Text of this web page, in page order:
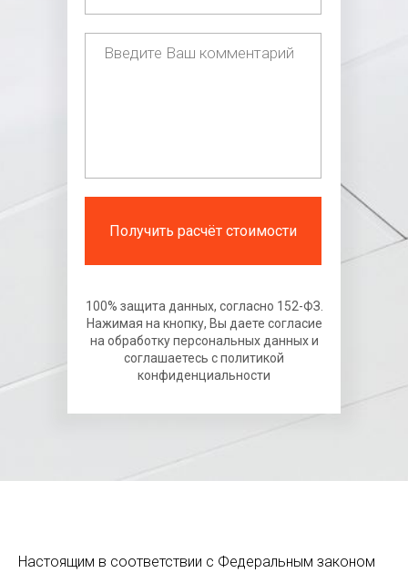
Получить расчёт стоимости
100% защита данных, согласно 152-ФЗ.
Нажимая на кнопку, Вы даете согласие
на обработку персональных данных и
соглашаетесь с политикой
конфиденциальности
Настоящим в соответствии с Федеральным законом